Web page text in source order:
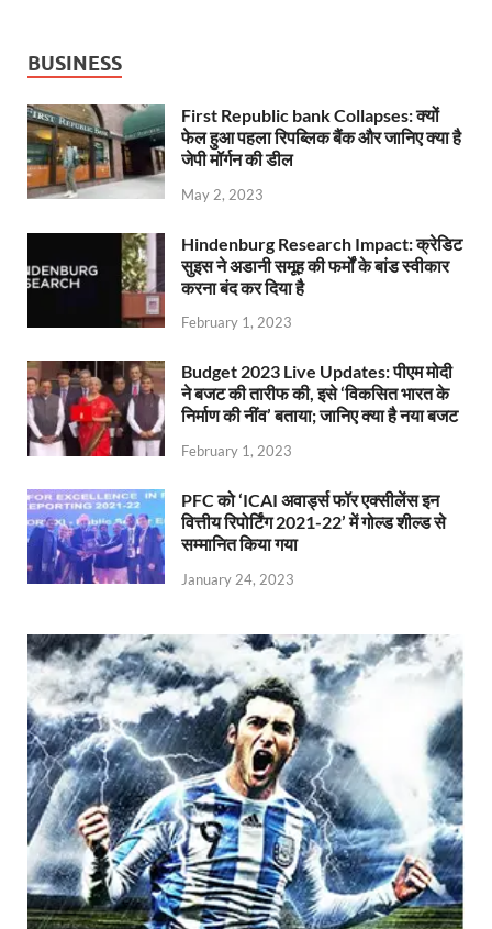
BUSINESS
First Republic bank Collapses: क्यों
फेल हुआ पहला रिपब्लिक बैंक और जानिए क्या है
जेपी मॉर्गन की डील
May 2, 2023
Hindenburg Research Impact: क्रेडिट
सुइस ने अडानी समूह की फर्मों के बांड स्वीकार
करना बंद कर दिया है
February 1, 2023
Budget 2023 Live Updates: पीएम मोदी
ने बजट की तारीफ की, इसे ‘विकसित भारत के
निर्माण की नींव’ बताया; जानिए क्या है नया बजट
February 1, 2023
PFC को ‘ICAI अवार्ड्स फॉर एक्सीलेंस इन
वित्तीय रिपोर्टिंग 2021-22’ में गोल्ड शील्ड से
सम्मानित किया गया
January 24, 2023